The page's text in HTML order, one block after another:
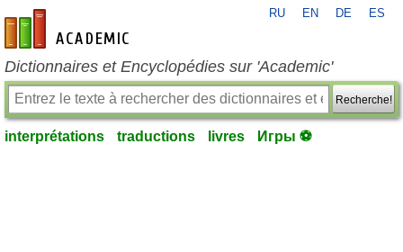
fr-academic.com
RU EN DE ES
Dictionnaires et Encyclopédies sur 'Academic'
Recherche!
interprétations traductions livres Игры ⚽